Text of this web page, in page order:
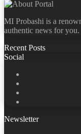
MI Probashi is a
authentic news for you.
Recent Posts
Social
Newsletter